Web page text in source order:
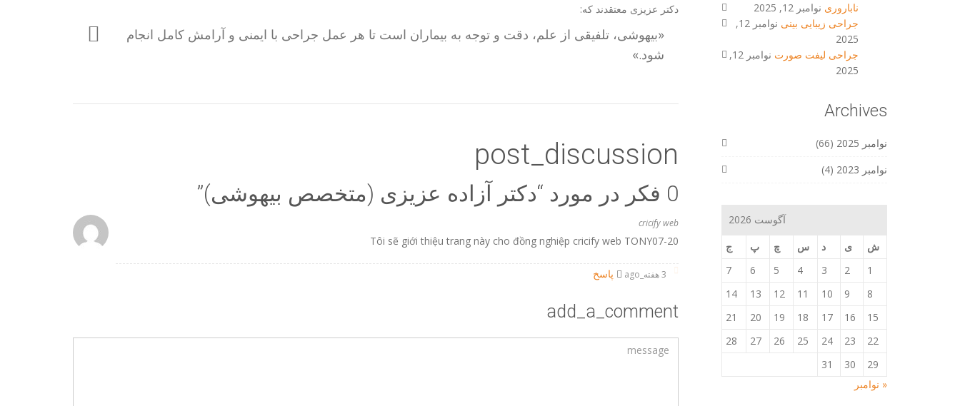
دکتر عزیزی معتقدند که:
«بیهوشی، تلفیقی از علم، دقت و توجه به بیماران است تا هر عمل جراحی با ایمنی و آرامش کامل انجام
شود.»
post_discussion
‫0 فکر در مورد “ دکتر آزاده عزیزی (متخصص بیهوشی)”
cricify web
Tôi sẽ giới thiệu trang này cho đồng nghiệp cricify web TONY07-20
3 هفته_ago پاسخ
add_a_comment
ناباروری نوامبر 12, 2025
جراحی زیبایی بینی
نوامبر 12,
2025
جراحی لیفت صورت
نوامبر 12,
2025
Archives
نوامبر 2025
(66)
نوامبر 2023
(4)
آگوست 2026
ش
ی د س چ پ
ج
1
2
3
4
5
6
7
8
9
10
11
12
13
14
15
16
17
18
19
20
21
22
23
24
25
26
27
28
29
30
31
« نوامبر